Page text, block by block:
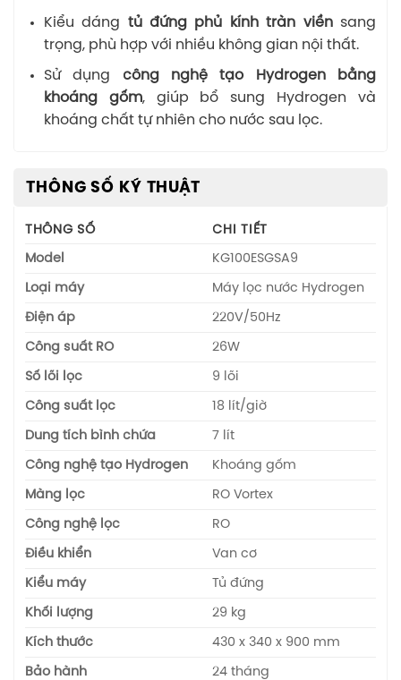
Kiểu dáng tủ đứng phủ kính tràn viềnsang
trọng, phù hợp với nhiều không gian nội thất.
Sử dụng công nghệ tạo Hydrogen bằng
khoáng gốm, giúp bổ sung Hydrogen và
khoáng chất tự nhiên cho nước sau lọc.
THÔNG SỐ KỸ THUẬT
THÔNG SỐ
CHI TIẾT
Model
KG100ESGSA9
Loại máy Máy lọc nước Hydrogen
Điện áp 220V/50Hz
Công suất RO 26W
Số lõi lọc 9 lõi
Công suất lọc 18 lít/giờ
Dung tích bình chứa 7 lít
Công nghệ tạo Hydrogen Khoáng gốm
Màng lọc RO Vortex
Công nghệ lọc RO
Điều khiển Van cơ
Kiểu máy Tủ đứng
Khối lượng 29 kg
Kích thước 430 x 340 x 900 mm
Bảo hành 24 tháng